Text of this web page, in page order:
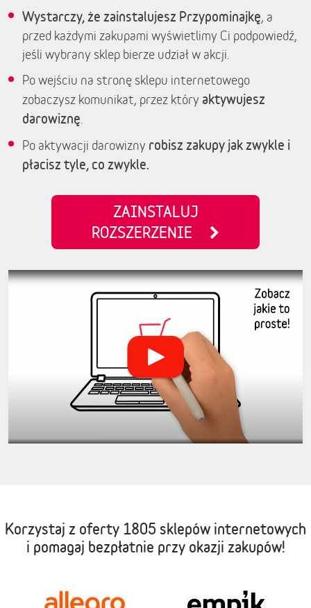
Wystarczy, że zainstalujesz Przypominajkę, a
przed każdymi zakupami wyświetlimy Ci podpowiedź,
jeśli wybrany sklep bierze udział w akcji.
Po wejściu na stronę sklepu internetowego
zobaczysz komunikat, przez który aktywujesz
darowiznę
Po aktywacji darowizny robisz zakupy jak zwykle i
płacisz tyle, co zwykle.
ZAINSTALUJ
ROZSZERZENIE
Korzystaj z oferty 1805 sklepów internetowych
i pomagaj bezpłatnie przy okazji zakupów!